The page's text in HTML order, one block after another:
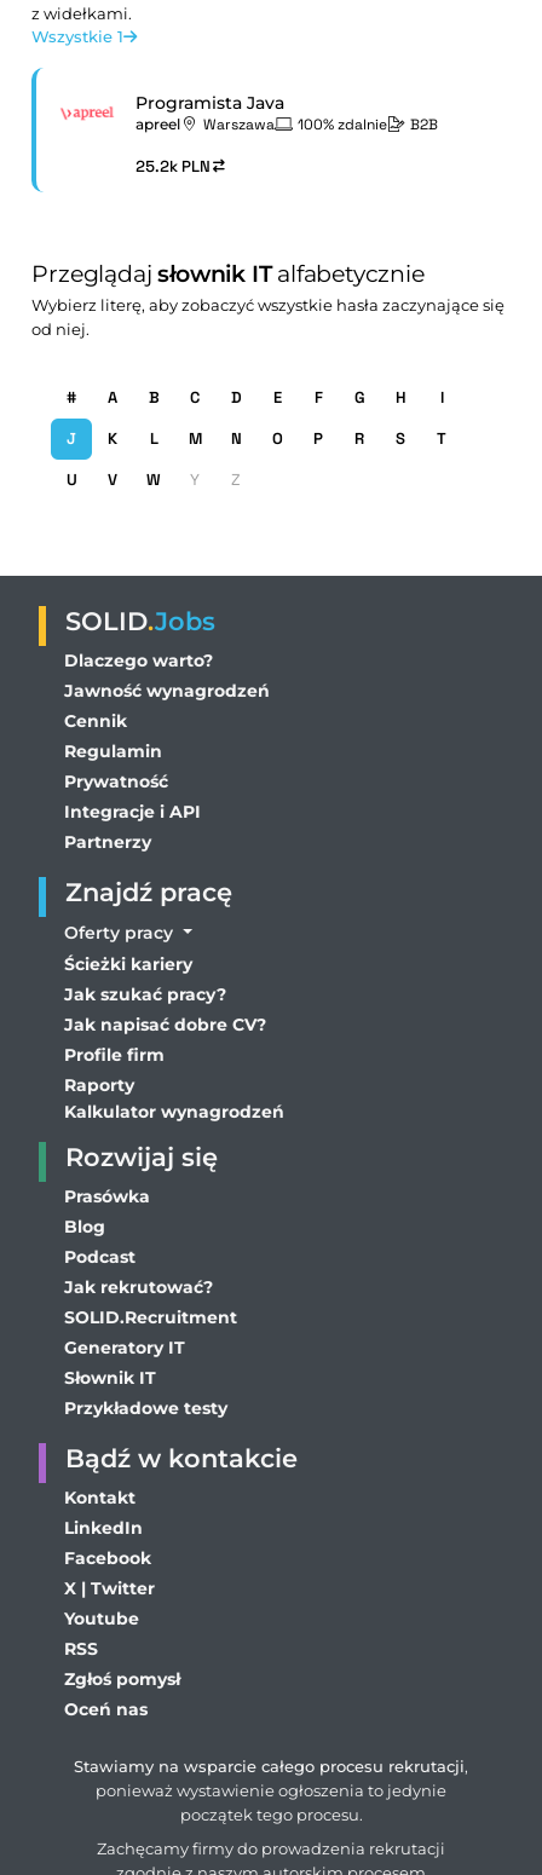
z widełkami.
Wszystkie 1
Programista Java
apreel Warszawa 100% zdalnie B2B
25.2k PLN
Przeglądajsłownik ITalfabetycznie
Wybierz literę, aby zobaczyć wszystkie hasła zaczynające się
od niej.
# A B C D E F G H
I
J
K L M N O P R S
T
U
V W Y Z
SOLID.Jobs
Dlaczego warto?
Jawność wynagrodzeń
Cennik
Regulamin
Prywatność
Integracje i API
Partnerzy
Znajdź pracę
Oferty pracy
Ścieżki kariery
Jak szukać pracy?
Jak napisać dobre CV?
Profile firm
Raporty
Kalkulator wynagrodzeń
Rozwijaj się
Prasówka
Blog
Podcast
Jak rekrutować?
SOLID.Recruitment
Generatory IT
Słownik IT
Przykładowe testy
Bądź w kontakcie
Kontakt
LinkedIn
Facebook
X | Twitter
Youtube
RSS
Zgłoś pomysł
Oceń nas
Stawiamy na wsparcie całego procesu rekrutacji,
ponieważ wystawienie ogłoszenia to jedynie
początek tego procesu.
Zachęcamy firmy do prowadzenia rekrutacji